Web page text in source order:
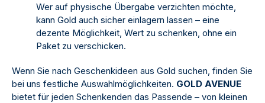
Wer auf physische Übergabe verzichten möchte,
kann Gold auch sicher einlagern lassen – eine
dezente Möglichkeit, Wert zu schenken, ohne ein
Paket zu verschicken.
Wenn Sie nach Geschenkideen aus Gold suchen, finden Sie
bei uns festliche Auswahlmöglichkeiten. GOLD AVENUE
bietet für jeden Schenkenden das Passende – von kleinen